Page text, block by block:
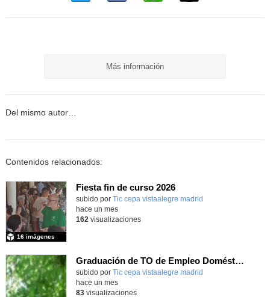
Más información
Del mismo autor…
Contenidos relacionados:
Fiesta fin de curso 2026
subido por Tic cepa vistaalegre madrid
16 imágenes
hace un mes
162 visualizaciones
Graduación de TO de Empleo Doméstico
subido por Tic cepa vistaalegre madrid
hace un mes
83visualizaciones